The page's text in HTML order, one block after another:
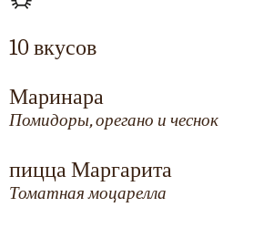
10 вкусов
Маринара
Помидоры, орегано и чеснок
пицца Маргарита
Томатная моцарелла